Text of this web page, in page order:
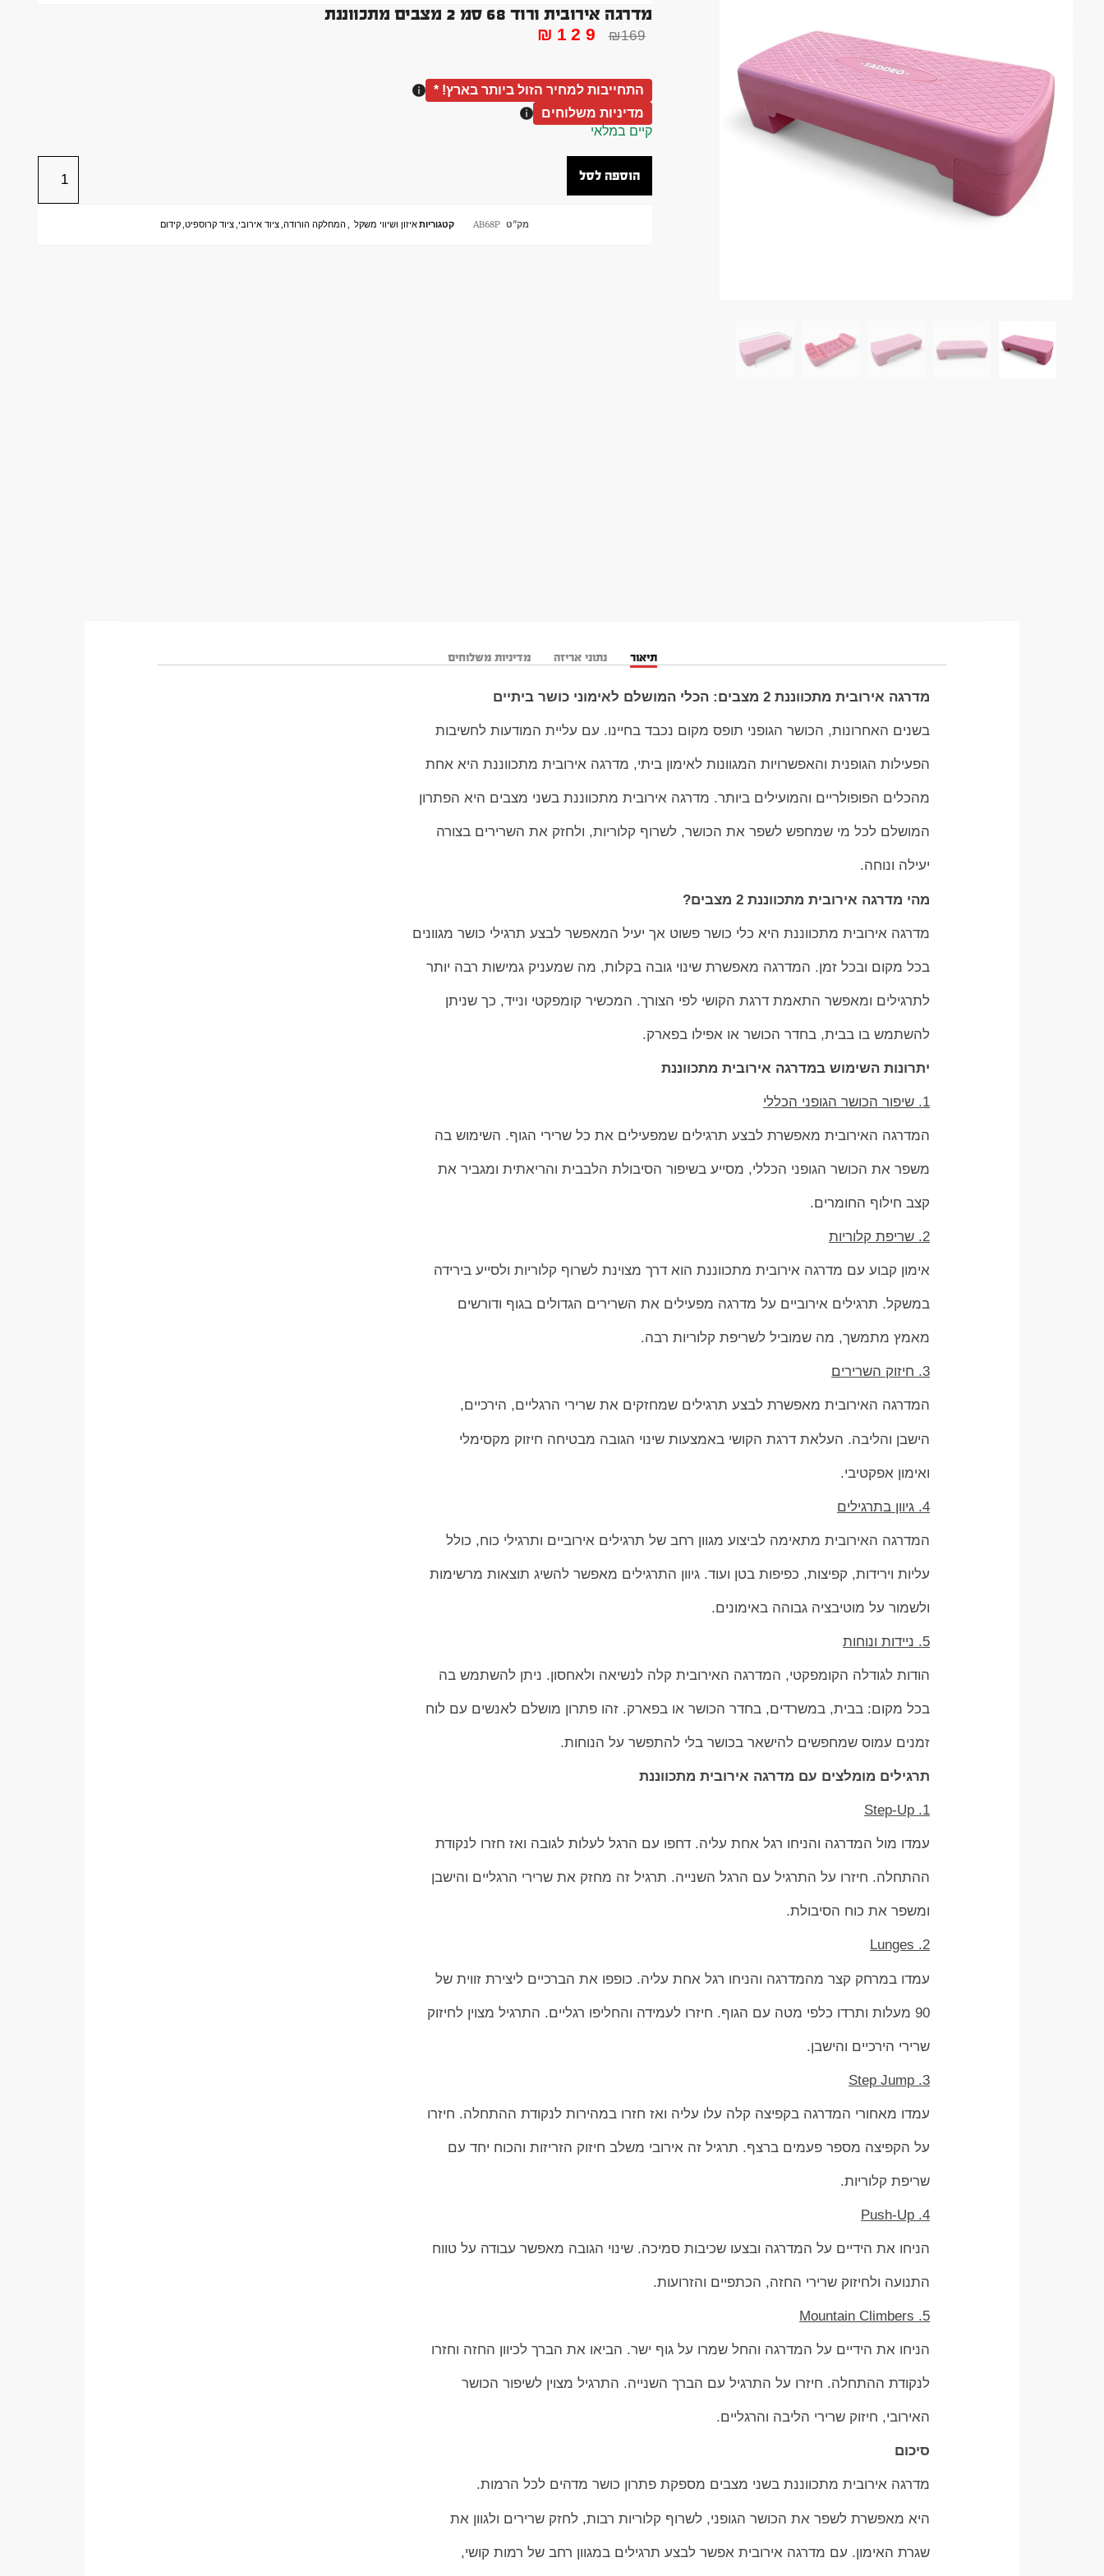
מדרגה אירובית ורוד 68 סמ 2 מצבים מתכווננת
₪169
₪ 129
התחייבות למחיר הזול ביותר בארץ! *
מדיניות משלוחים
קיים במלאי
הוספה לסל
מק"ט AB68P קטגוריותאיזון ושיווי משקל ,המחלקה הורודה,ציוד אירובי,ציוד קרוספיט,קידום
תיאור נתוני אריזה מדיניות משלוחים
מדרגה אירובית מתכווננת 2 מצבים: הכלי המושלם לאימוני כושר ביתיים
בשנים האחרונות, הכושר הגופני תופס מקום נכבד בחיינו. עם עליית המודעות לחשיבות
הפעילות הגופנית והאפשרויות המגוונות לאימון ביתי, מדרגה אירובית מתכווננת היא אחת
מהכלים הפופולריים והמועילים ביותר. מדרגה אירובית מתכווננת בשני מצבים היא הפתרון
המושלם לכל מי שמחפש לשפר את הכושר, לשרוף קלוריות, ולחזק את השרירים בצורה
יעילה ונוחה.
מהי מדרגה אירובית מתכווננת 2 מצבים?
מדרגה אירובית מתכווננת היא כלי כושר פשוט אך יעיל המאפשר לבצע תרגילי כושר מגוונים
בכל מקום ובכל זמן. המדרגה מאפשרת שינוי גובה בקלות, מה שמעניק גמישות רבה יותר
לתרגילים ומאפשר התאמת דרגת הקושי לפי הצורך. המכשיר קומפקטי ונייד, כך שניתן
להשתמש בו בבית, בחדר הכושר או אפילו בפארק.
יתרונות השימוש במדרגה אירובית מתכווננת
1. שיפור הכושר הגופני הכללי
המדרגה האירובית מאפשרת לבצע תרגילים שמפעילים את כל שרירי הגוף. השימוש בה
משפר את הכושר הגופני הכללי, מסייע בשיפור הסיבולת הלבבית והריאתית ומגביר את
קצב חילוף החומרים.
2. שריפת קלוריות
אימון קבוע עם מדרגה אירובית מתכווננת הוא דרך מצוינת לשרוף קלוריות ולסייע בירידה
במשקל. תרגילים אירוביים על מדרגה מפעילים את השרירים הגדולים בגוף ודורשים
מאמץ מתמשך, מה שמוביל לשריפת קלוריות רבה.
3. חיזוק השרירים
המדרגה האירובית מאפשרת לבצע תרגילים שמחזקים את שרירי הרגליים, הירכיים,
הישבן והליבה. העלאת דרגת הקושי באמצעות שינוי הגובה מבטיחה חיזוק מקסימלי
ואימון אפקטיבי.
4. גיוון בתרגילים
המדרגה האירובית מתאימה לביצוע מגוון רחב של תרגילים אירוביים ותרגילי כוח, כולל
עליות וירידות, קפיצות, כפיפות בטן ועוד. גיוון התרגילים מאפשר להשיג תוצאות מרשימות
ולשמור על מוטיבציה גבוהה באימונים.
5. ניידות ונוחות
הודות לגודלה הקומפקטי, המדרגה האירובית קלה לנשיאה ולאחסון. ניתן להשתמש בה
בכל מקום: בבית, במשרדים, בחדר הכושר או בפארק. זהו פתרון מושלם לאנשים עם לוח
זמנים עמוס שמחפשים להישאר בכושר בלי להתפשר על הנוחות.
תרגילים מומלצים עם מדרגה אירובית מתכווננת
1. Step-Up
עמדו מול המדרגה והניחו רגל אחת עליה. דחפו עם הרגל לעלות לגובה ואז חזרו לנקודת
ההתחלה. חיזרו על התרגיל עם הרגל השנייה. תרגיל זה מחזק את שרירי הרגליים והישבן
ומשפר את כוח הסיבולת.
2. Lunges
עמדו במרחק קצר מהמדרגה והניחו רגל אחת עליה. כופפו את הברכיים ליצירת זווית של
90 מעלות ותרדו כלפי מטה עם הגוף. חיזרו לעמידה והחליפו רגליים. התרגיל מצוין לחיזוק
שרירי הירכיים והישבן.
3. Step Jump
עמדו מאחורי המדרגה בקפיצה קלה עלו עליה ואז חזרו במהירות לנקודת ההתחלה. חיזרו
על הקפיצה מספר פעמים ברצף. תרגיל זה אירובי משלב חיזוק הזריזות והכוח יחד עם
שריפת קלוריות.
4. Push-Up
הניחו את הידיים על המדרגה ובצעו שכיבות סמיכה. שינוי הגובה מאפשר עבודה על טווח
התנועה ולחיזוק שרירי החזה, הכתפיים והזרועות.
5. Mountain Climbers
הניחו את הידיים על המדרגה והחל שמרו על גוף ישר. הביאו את הברך לכיוון החזה וחזרו
לנקודת ההתחלה. חיזרו על התרגיל עם הברך השנייה. התרגיל מצוין לשיפור הכושר
האירובי, חיזוק שרירי הליבה והרגליים.
סיכום
מדרגה אירובית מתכווננת בשני מצבים מספקת פתרון כושר מדהים לכל הרמות.
היא מאפשרת לשפר את הכושר הגופני, לשרוף קלוריות רבות, לחזק שרירים ולגוון את
שגרת האימון. עם מדרגה אירובית אפשר לבצע תרגילים במגוון רחב של רמות קושי,